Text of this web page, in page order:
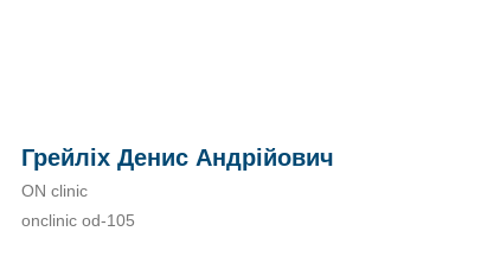
Грейліх Денис Андрійович
ON clinic
onclinic od-105